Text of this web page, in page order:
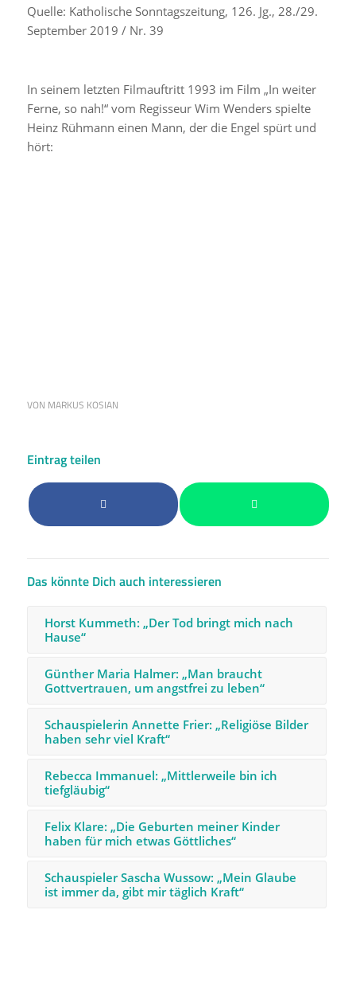
Quelle: Katholische Sonntagszeitung, 126. Jg., 28./29.
September 2019 / Nr. 39
In seinem letzten Filmauftritt 1993 im Film „In weiter
Ferne, so nah!“ vom Regisseur Wim Wenders spielte
Heinz Rühmann einen Mann, der die Engel spürt und
hört:
VON MARKUS KOSIAN
Eintrag teilen
Das könnte Dich auch interessieren
Horst Kummeth: „Der Tod bringt mich nach
Hause“
Günther Maria Halmer: „Man braucht
Gottvertrauen, um angstfrei zu leben“
Schauspielerin Annette Frier: „Religiöse Bilder
haben sehr viel Kraft“
Rebecca Immanuel: „Mittlerweile bin ich
tiefgläubig“
Felix Klare: „Die Geburten meiner Kinder
haben für mich etwas Göttliches“
Schauspieler Sascha Wussow: „Mein Glaube
ist immer da, gibt mir täglich Kraft“